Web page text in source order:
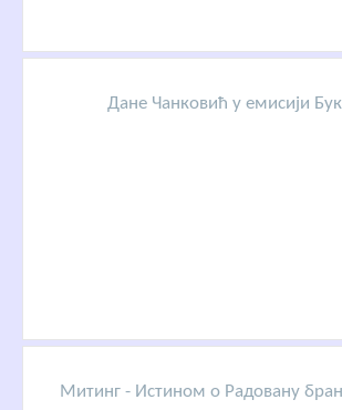
Дане Чанковић у емисији
Митинг - Истином о Радовану